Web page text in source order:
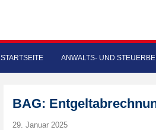
STARTSEITE ANWALTS- UND
BAG:
29. Januar 2025